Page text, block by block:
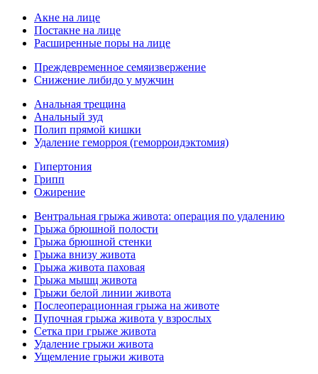
Акне на лице
Постакне на лице
Расширенные поры на лице
Преждевременное семяизвержение
Снижение либидо у мужчин
Анальная трещина
Анальный зуд
Полип прямой кишки
Удаление геморроя (геморроидэктомия)
Гипертония
Грипп
Ожирение
Вентральная грыжа живота: операция по удалению
Грыжа брюшной полости
Грыжа брюшной стенки
Грыжа внизу живота
Грыжа живота паховая
Грыжа мышц живота
Грыжи белой линии живота
Послеоперационная грыжа на животе
Пупочная грыжа живота у взрослых
Сетка при грыже живота
Удаление грыжи живота
Ущемление грыжи живота